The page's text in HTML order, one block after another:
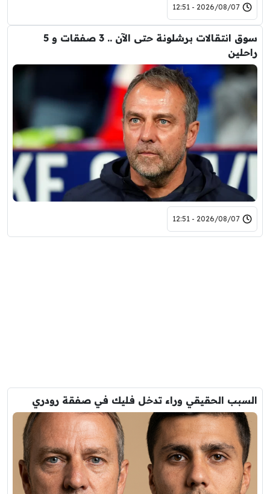
2026/08/07 - 12:51
سوق انتقالات برشلونة حتى الآن .. 3 صفقات و 5
راحلين
2026/08/07 - 12:51
السبب الحقيقي وراء تدخل فليك في صفقة رودري